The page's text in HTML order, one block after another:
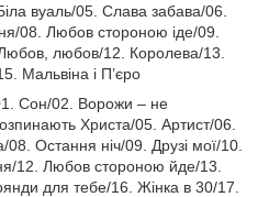
вуаль/05. Слава забава/06.
08. Любов стороною іде/09.
любов/12. Королева/13.
Мальвіна і П’єро
Сон/02. Ворожи – не
Христа/05. Артист/06.
Остання ніч/09. Друзі мої/10.
12. Любов стороною йде/13.
для тебе/16. Жінка в 30/17.